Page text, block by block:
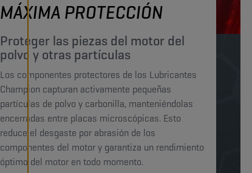
MÁXIMA PROTECCIÓN
Proteger las piezas del motor del
polvo y otras partículas
Los componentes protectores de los Lubricantes
Champion capturan activamente pequeñas
partículas de polvo y carbonilla, manteniéndolas
encerradas entre placas microscópicas. Esto
reduce el desgaste por abrasión de los
componentes del motor y garantiza un rendimiento
óptimo del motor en todo momento.